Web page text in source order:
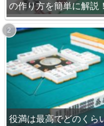
の作り方を簡単に解説！
役満は最高でどのくら